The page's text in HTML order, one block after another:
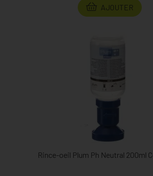
AJOUTER
Rince-oeil Plum Ph Neutral 200ml